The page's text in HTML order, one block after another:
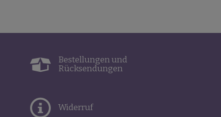
Bestellungen und
Rücksendungen
Widerruf